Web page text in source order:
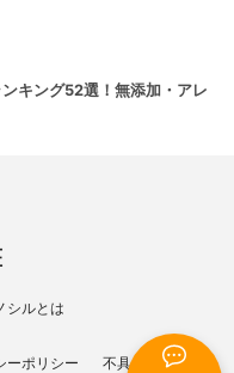
キング52選！無添加・アレ
シルとは
ーポリシー 不具合報告